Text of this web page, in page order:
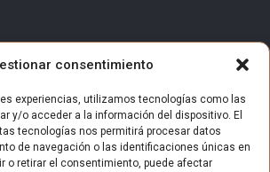
consentimiento
experiencias, utilizamos tecnologías como las
y/o acceder a la información del dispositivo. El
tecnologías nos permitirá procesar datos
de navegación o las identificaciones únicas en
o retirar el consentimiento, puede afectar